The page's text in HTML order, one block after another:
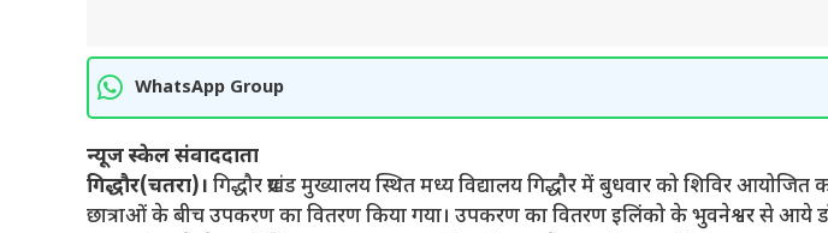
WhatsApp Group
न्यूज स्केल संवाददाता
गिद्धौर(चतरा)। गिद्धौर प्रखंड मुख्यालय स्थित मध्य विद्यालय गिद्धौर में बुधवार को शिविर आयोजित
छात्राओं के बीच उपकरण का वितरण किया गया। उपकरण का वितरण इलिंको के भुवनेश्वर से आये